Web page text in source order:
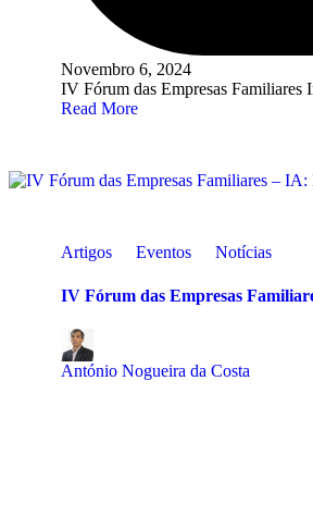
Novembro 6, 2024
IV Fórum das Empresas
Read More
Posted
Artigos Eventos Notícias
IV Fórum das Empresas
Posted
by
António Nogueira da Costa